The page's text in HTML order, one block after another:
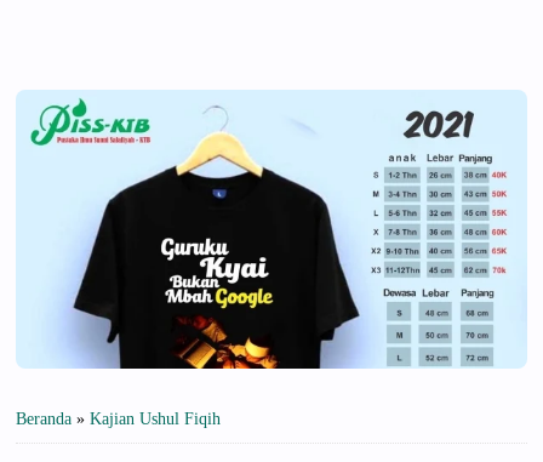
Beranda » Kajian Ushul Fiqih